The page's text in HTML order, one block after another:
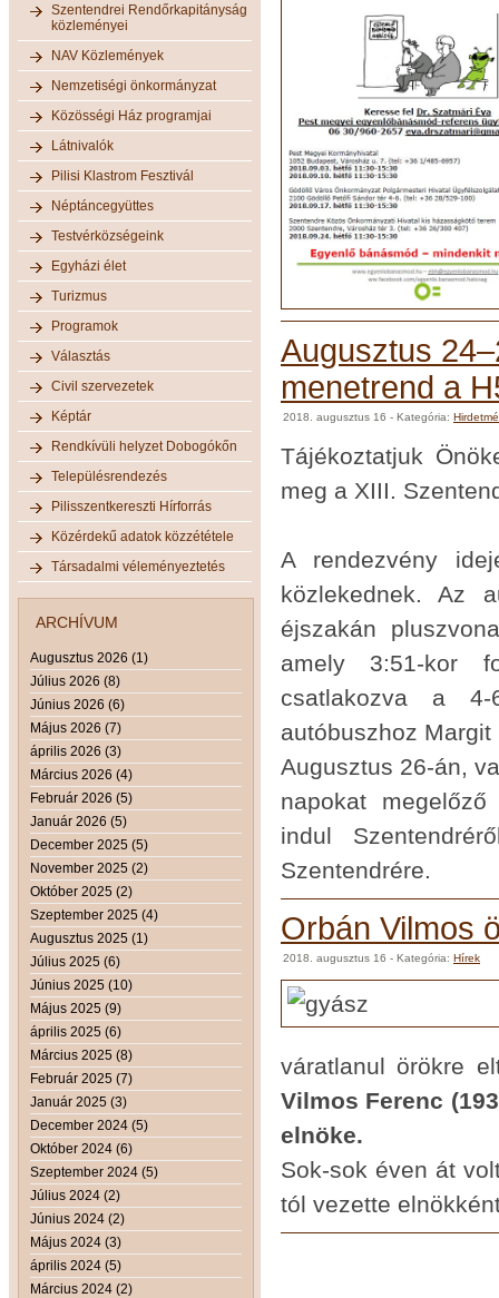
Szentendrei Rendőrkapitányság
közleményei
NAV Közlemények
Nemzetiségi önkormányzat
Közösségi Ház programjai
Látnivalók
Pilisi Klastrom Fesztivál
Néptáncegyüttes
Testvérközségeink
Egyházi élet
Turizmus
Programok
Választás
Civil szervezetek
Képtár
Rendkívüli helyzet Dobogókőn
Településrendezés
Pilisszentkereszti Hírforrás
Közérdekű adatok közzététele
Társadalmi véleményeztetés
ARCHÍVUM
Augusztus 2026 (1)
Július 2026 (8)
Június 2026 (6)
Május 2026 (7)
április 2026 (3)
Március 2026 (4)
Február 2026 (5)
Január 2026 (5)
December 2025 (5)
November 2025 (2)
Október 2025 (2)
Szeptember 2025 (4)
Augusztus 2025 (1)
Július 2025 (6)
Június 2025 (10)
Május 2025 (9)
április 2025 (6)
Március 2025 (8)
Február 2025 (7)
Január 2025 (3)
December 2024 (5)
Október 2024 (6)
Szeptember 2024 (5)
Július 2024 (2)
Június 2024 (2)
Május 2024 (3)
április 2024 (5)
Március 2024 (2)
Augusztus
menetrend a
2018. augusztus 16 - Kategória:
Tájékoztatjuk
meg a XIII.
A rendezvény
közlekednek. Az
éjszakán
amely 3:51-kor
csatlakozva a
autóbuszhoz
Augusztus 26-án,
napokat
indul
Szentendrére.
Orbán Vilmos
2018. augusztus 16 - Kategória: Hírek
váratlanul örökre
Vilmos Ferenc
elnöke.
Sok-sok éven át
tól vezette